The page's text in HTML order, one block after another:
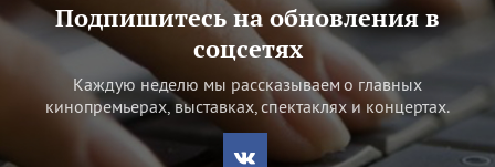
Подпишитесь на обновления в
соцсетях
Каждую неделю мы рассказываем о главных
кинопремьерах, выставках, спектаклях и концертах.